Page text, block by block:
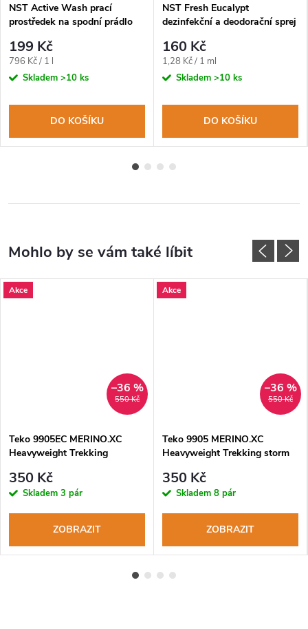
NST Active Wash prací
prostředek na spodní prádlo
199 Kč
Měrná
cena:
796 Kč / 1 l
Skladem >10 ks
DO KOŠÍKU
NST Fresh Eucalypt
dezinfekční a deodorační sprej
160 Kč
Měrná
cena:
1,28 Kč / 1 ml
Skladem >10 ks
DO KOŠÍKU
Akce
550 Kč
–36 %
Teko 9905EC MERINO.XC
Heavyweight Trekking
ponožky
350 Kč
Skladem 3 pár
ZOBRAZIT
Akce
550 Kč
–36 %
Teko 9905 MERINO.XC
Heavyweight Trekking storm
350 Kč
Skladem 8 pár
ZOBRAZIT